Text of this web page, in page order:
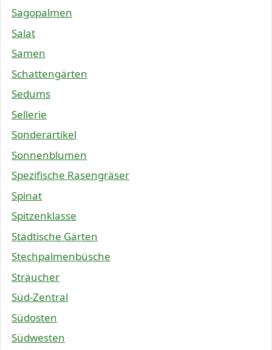
Sagopalmen
Salat
Samen
Schattengärten
Sedums
Sellerie
Sonderartikel
Sonnenblumen
Spezifische Rasengräser
Spinat
Spitzenklasse
Städtische Gärten
Stechpalmenbüsche
Sträucher
Süd-Zentral
Südosten
Südwesten